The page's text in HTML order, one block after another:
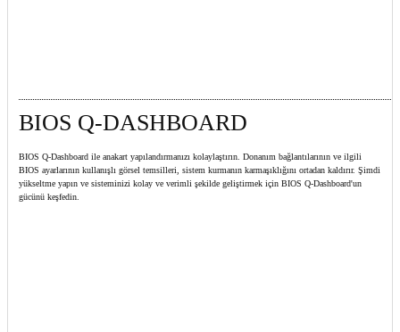
BIOS Q-DASHBOARD
BIOS Q-Dashboard ile anakart yapılandırmanızı kolaylaştırın. Donanım bağlantılarının ve ilgili
BIOS ayarlarının kullanışlı görsel temsilleri, sistem kurmanın karmaşıklığını ortadan kaldırır. Şimdi
yükseltme yapın ve sisteminizi kolay ve verimli şekilde geliştirmek için BIOS Q-Dashboard'un
gücünü keşfedin.